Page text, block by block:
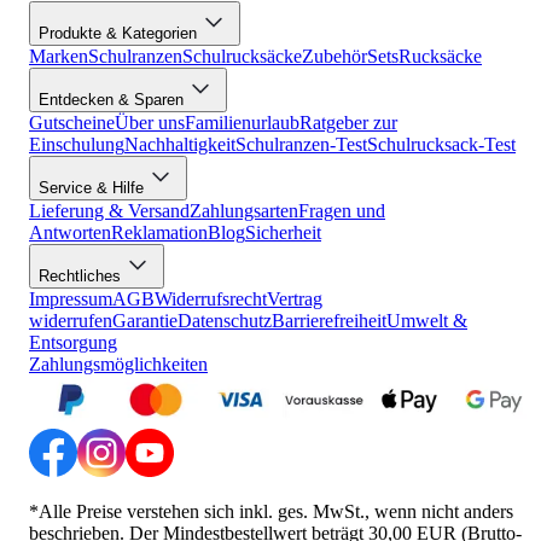
Produkte & Kategorien
MarkenSchulranzenSchulrucksäckeZubehörSetsRucksäcke
Entdecken & Sparen
GutscheineÜber unsFamilienurlaubRatgeber zur
EinschulungNachhaltigkeitSchulranzen-TestSchulrucksack-Test
Service & Hilfe
Lieferung & VersandZahlungsartenFragen und
AntwortenReklamationBlogSicherheit
Rechtliches
ImpressumAGBWiderrufsrechtVertrag
widerrufenGarantieDatenschutzBarrierefreiheitUmwelt &
Entsorgung
Zahlungsmöglichkeiten
*Alle Preise verstehen sich inkl. ges. MwSt., wenn nicht anders
beschrieben. Der Mindestbestellwert beträgt 30,00 EUR (Brutto-